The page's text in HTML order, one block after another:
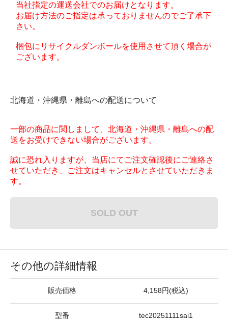
当社指定の運送会社でのお届けとなります。
お届け方法のご指定は承っておりませんのでご了承下
さい。
梱包にリサイクルダンボールを使用させて頂く場合が
ございます。
北海道・沖縄県・離島への配送について
一部の商品に関しまして、北海道・沖縄県・離島への配
送をお受けできない場合がございます。
誠に恐れ入りますが、当店にてご注文確認後にご連絡さ
せていただき、ご注文はキャンセルとさせていただきま
す。
SOLD OUT
その他の詳細情報
販売価格 4,158円(税込)
型番 tec20251111sai1